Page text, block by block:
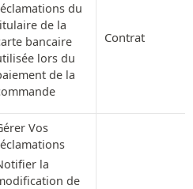
du
de la
bancaire
lors du
de la
Contrat
Vos
la
de